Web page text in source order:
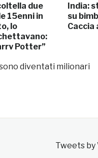
due
15enni in
lo
Potter”
India:
su
Caccia
diventati milionari
Tweets by